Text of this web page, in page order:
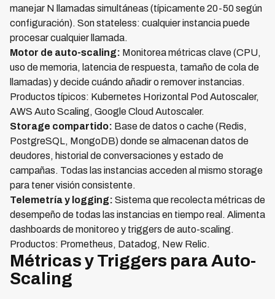
manejar N llamadas simultáneas (típicamente 20-50 según
configuración). Son stateless: cualquier instancia puede
procesar cualquier llamada.
Motor de auto-scaling: Monitorea métricas clave (CPU,
uso de memoria, latencia de respuesta, tamaño de cola de
llamadas) y decide cuándo añadir o remover instancias.
Productos típicos: Kubernetes Horizontal Pod Autoscaler,
AWS Auto Scaling, Google Cloud Autoscaler.
Storage compartido: Base de datos o cache (Redis,
PostgreSQL, MongoDB) donde se almacenan datos de
deudores, historial de conversaciones y estado de
campañas. Todas las instancias acceden al mismo storage
para tener visión consistente.
Telemetría y logging: Sistema que recolecta métricas de
desempeño de todas las instancias en tiempo real. Alimenta
dashboards de monitoreo y triggers de auto-scaling.
Productos: Prometheus, Datadog, New Relic.
Métricas y Triggers para Auto-
Scaling